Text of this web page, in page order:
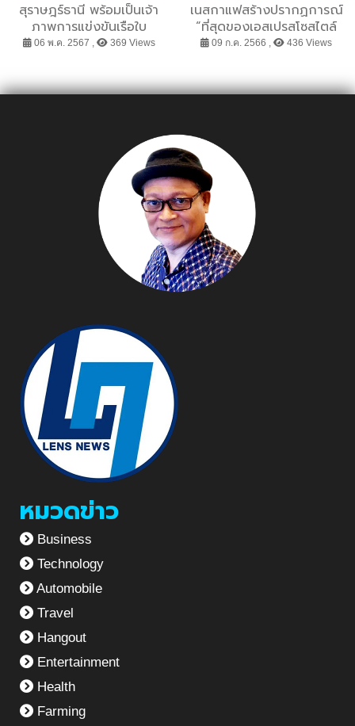
สุราษฎร์ธานี พร้อมเป็นเจ้า
ภาพการแข่งขันเรือใบ
นานาชาติ สมุย รีกัตต้า
06 พ.ค. 2567 , 369 Views
เนสกาแฟสร้างปรากฏการณ์
“ที่สุดของเอสเปรสโซสไตล์
ไทย” ส่ง “เนสกาแฟ เบลนด์
ที่สุด พร้อมเนรมิต “เนสกา
Immersive Coffee
Experience” สุดล้ำในย่าน
เยาวราช ขยายฐานคนรุ่น
09 ก.ค. 2566 , 436 Views
หมวดข่าว
Business
Technology
Automobile
Travel
Hangout
Entertainment
Health
Farming